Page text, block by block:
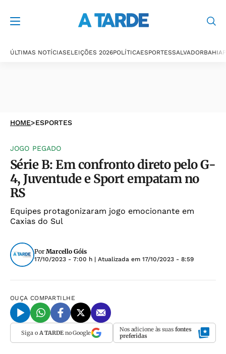
ÚLTIMAS NOTÍCIASELEIÇÕES 2026POLÍTICAESPORTESSALVADORBAHIA
HOME>ESPORTES
JOGO PEGADO
Série B: Em confronto direto pelo G-
4, Juventude e Sport empatam no
RS
Equipes protagonizaram jogo emocionante em
Caxias do Sul
Por Marcello Góis
17/10/2023 - 7:00 h | Atualizada em 17/10/2023 - 8:59
OUÇA COMPARTILHE
Siga o A TARDEno Google Nos adicione às suas fontes
preferidas